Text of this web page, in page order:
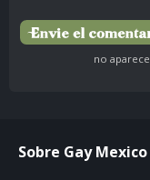
no
Sobre Gay